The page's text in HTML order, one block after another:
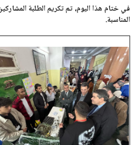
في ختام هذا اليوم، تم تكريم الطلبة
المناسبة.